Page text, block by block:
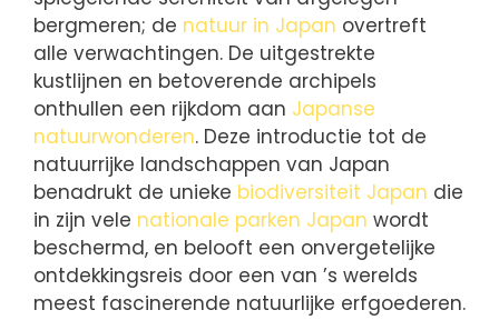
bergmeren; de natuur in Japan overtreft
alle verwachtingen. De uitgestrekte
kustlijnen en betoverende archipels
onthullen een rijkdom aan Japanse
natuurwonderen. Deze introductie tot de
natuurrijke landschappen van Japan
benadrukt de unieke biodiversiteit Japan die
in zijn vele nationale parken Japan wordt
beschermd, en belooft een onvergetelijke
ontdekkingsreis door een van ’s werelds
meest fascinerende natuurlijke erfgoederen.